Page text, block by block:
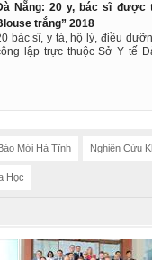
Nẵng: 20 y, bác sĩ được
trắng” 2018
bác sĩ, y tá, hộ lý, điều
lập trực thuộc Sở Y tế
Mới Hà Tĩnh Nghiên Cứu
Học